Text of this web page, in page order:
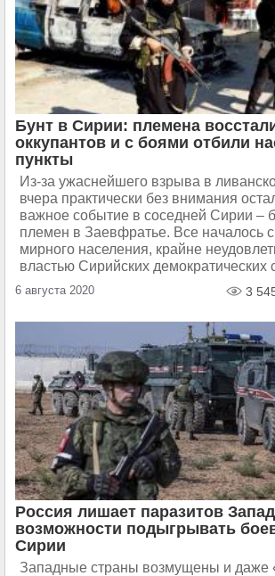
Бунт в Сирии: племена
оккупантов и с боями отбили
пункты
Из-за ужаснейшего взрыва в
вчера практически без внимания
важное событие в соседней Сирии –
племен в Заевфратье. Все началось с
мирного населения, крайне
властью Сирийских демократических
6 августа 2020 3
Россия лишает паразитов
возможности подыгрывать
Сирии
Западные страны возмущены и даже